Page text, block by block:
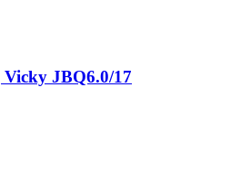
JBQ6.0/17